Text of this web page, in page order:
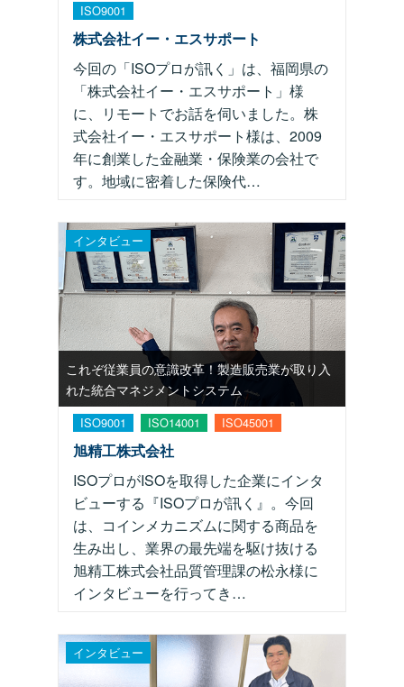
ISO9001
株式会社イー・エスサポート
今回の「ISOプロが訊く」は、福岡県の
「株式会社イー・エスサポート」様
に、リモートでお話を伺いました。株
式会社イー・エスサポート様は、2009
年に創業した金融業・保険業の会社で
す。地域に密着した保険代…
インタビュー
これぞ従業員の意識改革！製造販売業が取り入
れた統合マネジメントシステム
ISO9001 ISO14001 ISO45001
旭精工株式会社
ISOプロがISOを取得した企業にインタ
ビューする『ISOプロが訊く』。今回
は、コインメカニズムに関する商品を
生み出し、業界の最先端を駆け抜ける
旭精工株式会社品質管理課の松永様に
インタビューを行ってき…
インタビュー